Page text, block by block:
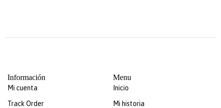
Información
Mi cuenta
Track Order
Menu
Inicio
Mi historia